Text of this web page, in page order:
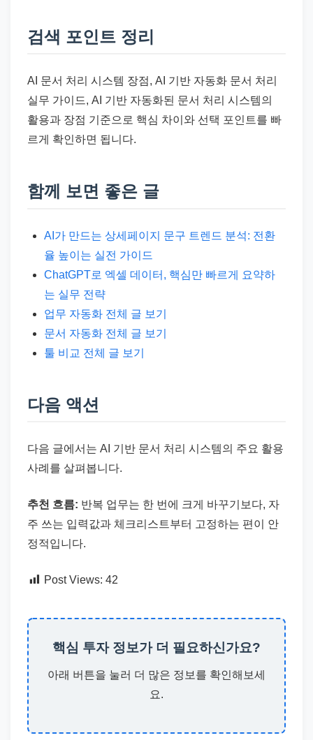
검색 포인트 정리
AI 문서 처리 시스템 장점, AI 기반 자동화 문서 처리
실무 가이드, AI 기반 자동화된 문서 처리 시스템의
활용과 장점 기준으로 핵심 차이와 선택 포인트를 빠
르게 확인하면 됩니다.
함께 보면 좋은 글
AI가 만드는 상세페이지 문구 트렌드 분석: 전환
율 높이는 실전 가이드
ChatGPT로 엑셀 데이터, 핵심만 빠르게 요약하
는 실무 전략
업무 자동화 전체 글 보기
문서 자동화 전체 글 보기
툴 비교 전체 글 보기
다음 액션
다음 글에서는 AI 기반 문서 처리 시스템의 주요 활용
사례를 살펴봅니다.
추천 흐름: 반복 업무는 한 번에 크게 바꾸기보다, 자
주 쓰는 입력값과 체크리스트부터 고정하는 편이 안
정적입니다.
Post Views: 42
핵심 투자 정보가 더 필요하신가요?
아래 버튼을 눌러 더 많은 정보를 확인해보세
요.